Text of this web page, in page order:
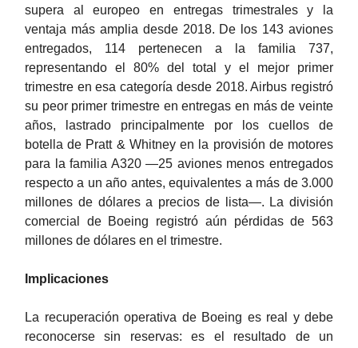
supera al europeo en entregas trimestrales y la
ventaja más amplia desde 2018. De los 143 aviones
entregados, 114 pertenecen a la familia 737,
representando el 80% del total y el mejor primer
trimestre en esa categoría desde 2018. Airbus registró
su peor primer trimestre en entregas en más de veinte
años, lastrado principalmente por los cuellos de
botella de Pratt & Whitney en la provisión de motores
para la familia A320 —25 aviones menos entregados
respecto a un año antes, equivalentes a más de 3.000
millones de dólares a precios de lista—. La división
comercial de Boeing registró aún pérdidas de 563
millones de dólares en el trimestre.
Implicaciones
La recuperación operativa de Boeing es real y debe
reconocerse sin reservas: es el resultado de un